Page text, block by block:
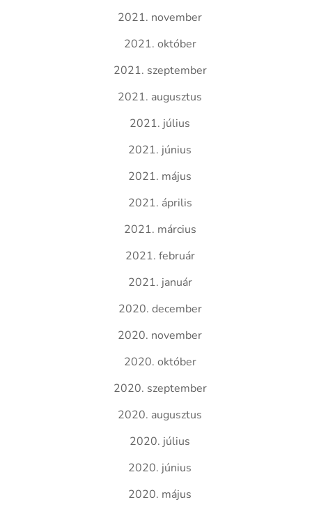
2021. november
2021. október
2021. szeptember
2021. augusztus
2021. július
2021. június
2021. május
2021. április
2021. március
2021. február
2021. január
2020. december
2020. november
2020. október
2020. szeptember
2020. augusztus
2020. július
2020. június
2020. május